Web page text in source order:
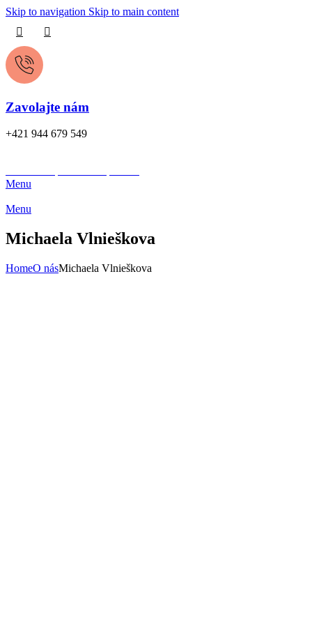
Skip to navigation Skip to main content
Zavolajte nám
+421 944 679 549
Menu
Menu
Michaela Vlnieškova
HomeO násMichaela Vlnieškova